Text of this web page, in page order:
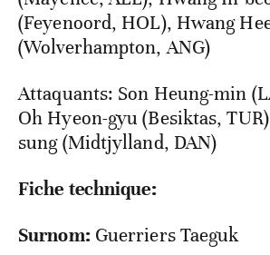
(Feyenoord, HOL), Hwang
(Wolverhampton, ANG)
Attaquants: Son Heung-min
Oh Hyeon-gyu (Besiktas,
sung (Midtjylland, DAN)
Fiche technique:
Surnom: Guerriers Taeguk